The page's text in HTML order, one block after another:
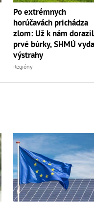
Po extrémnych
horúčavách prichádza
zlom: Už k nám
prvé búrky, SHMÚ
výstrahy
Regióny